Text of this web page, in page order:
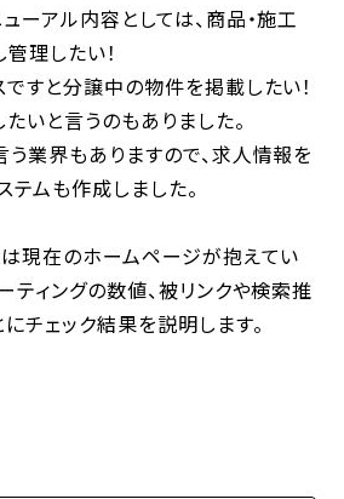
ーアル内容としては、商品・施工
理したい！
すと分譲中の物件を掲載したい！
いと言うのもありました。
業界もありますので、求人情報を
テムも作成しました。
現在のホームページが抱えてい
ティングの数値、被リンクや検索推
チェック結果を説明します。